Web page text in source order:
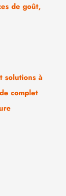
de goût,
solutions à
complet